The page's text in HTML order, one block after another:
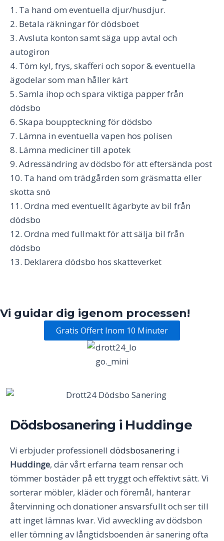
1. Ta hand om eventuella djur/husdjur.
2. Betala räkningar för dödsboet
3. Avsluta konton samt säga upp avtal och
autogiron
4. Töm kyl, frys, skafferi och sopor & eventuella
ägodelar som man håller kärt
5. Samla ihop och spara viktiga papper från
dödsbo
6. Skapa bouppteckning för dödsbo
7. Lämna in eventuella vapen hos polisen
8. Lämna mediciner till apotek
9. Adressändring av dödsbo för att eftersända post
10. Ta hand om trädgården som gräsmatta eller
skotta snö
11. Ordna med eventuellt ägarbyte av bil från
dödsbo
12. Ordna med fullmakt för att sälja bil från
dödsbo
13. Deklarera dödsbo hos skatteverket
Vi guidar dig igenom processen!
Gratis Offert Inom 10 Minuter
Dödsbosanering i Huddinge
Vi erbjuder professionell dödsbosanering i
Huddinge, där vårt erfarna team rensar och
tömmer bostäder på ett tryggt och effektivt sätt. Vi
sorterar möbler, kläder och föremål, hanterar
återvinning och donationer ansvarsfullt och ser till
att inget lämnas kvar. Vid avveckling av dödsbon
eller tömning av långtidsboenden är sanering ofta